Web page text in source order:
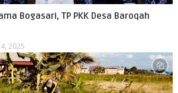
Bogasari, TP PKK Desa Baroqah
2025